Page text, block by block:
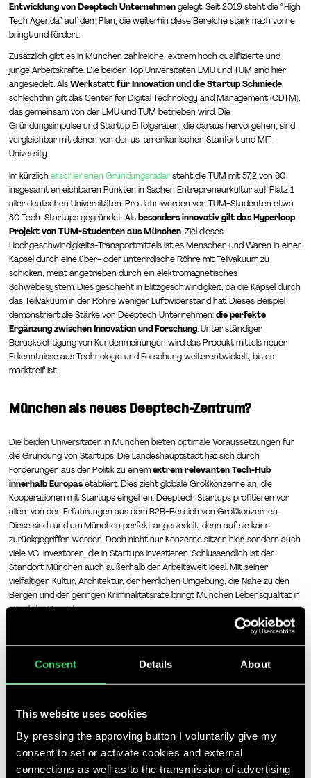
Consent Details About
This website uses cookies
By pressing the approving button I voluntarily give my
consent to set or activate cookies and external
connections as well as to the transmission of advertising
Entwicklung von Deeptech Unternehmengelegt. Seit 2019 steht die “High
Tech Agenda” auf dem Plan, die weiterhin diese Bereiche stark nach vorne
bringt und fördert.
Zusätzlich gibt es in München zahlreiche, extrem hoch qualifizierte und
junge Arbeitskräfte. Die beiden Top Universitäten LMU und TUM sind hier
angesiedelt. AlsWerkstatt für Innovation und die Startup Schmiede
schlechthin gilt das Center for Digital Technology and Management (CDTM),
das gemeinsam von der LMU und TUM betrieben wird. Die
Gründungsimpulse und Startup Erfolgsraten, die daraus hervorgehen, sind
vergleichbar mit denen von der us-amerikanischen Stanfort und MIT-
University.
Im kürzlicherschienenen Gründungsradarsteht die TUM mit 57,2 von 60
insgesamt erreichbaren Punkten in Sachen Entrepreneurkultur auf Platz 1
aller deutschen Universitäten. Pro Jahr werden von TUM-Studenten etwa
80 Tech-Startups gegründet. Als besonders innovativ gilt das Hyperloop
Projekt von TUM-Studenten aus München. Ziel dieses
Hochgeschwindigkeits-Transportmittels ist es Menschen und Waren in einer
Kapsel durch eine über- oder unterirdische Röhre mit Teilvakuum zu
schicken, meist angetrieben durch ein elektromagnetisches
Schwebesystem. Dies geschieht in Blitzgeschwindigkeit, da die Kapsel durch
das Teilvakuum in der Röhre weniger Luftwiderstand hat. Dieses Beispiel
demonstriert die Stärke von Deeptech Unternehmen:die perfekte
Ergänzung zwischen Innovation und Forschung. Unter ständiger
Berücksichtigung von Kundenmeinungen wird das Produkt mittels neuer
Erkenntnisse aus Technologie und Forschung weiterentwickelt, bis es
marktreif ist.
München als neues Deeptech-Zentrum?
Die beiden Universitäten in München bieten optimale Voraussetzungen für
die Gründung von Startups. Die Landeshauptstadt hat sich durch
Förderungen aus der Politik zu einemextrem relevanten Tech-Hub
innerhalb Europasetabliert. Dies zieht globale Großkonzerne an, die
Kooperationen mit Startups eingehen. Deeptech Startups profitieren vor
allem von den Erfahrungen aus dem B2B-Bereich von Großkonzernen.
Diese sind rund um München perfekt angesiedelt, denn auf sie kann
zurückgegriffen werden. Doch nicht nur Konzerne sitzen hier, sondern auch
viele VC-Investoren, die in Startups investieren. Schlussendlich ist der
Standort München auch außerhalb der Arbeitswelt ideal. Mit seiner
vielfältigen Kultur, Architektur, der herrlichen Umgebung, die Nähe zu den
Bergen und der geringen Kriminalitätsrate bringt München Lebensqualität in
sämtliche Bereiche.
Auch viele der Startups, mit denen wir in den letzten Monaten
zusammengearbeitet haben, schätzen München sehr. Ob im Bereich der
Teleklinic, der Mobility oder innerhalb von IoT und Luftfahrt - als
Startup
match gefundenund so unseren Teil dazu beigetragen, dass München